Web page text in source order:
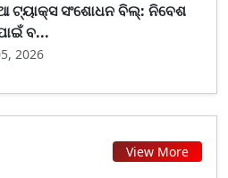
ଟ୍ୟାକ୍ସ ସଂଶୋଧନ ବିଲ୍: ନିବେଶ
ବ...
2026
View More